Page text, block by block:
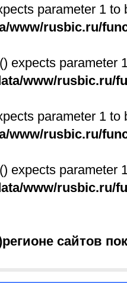
parameter 1
www/rusbic.ru/
expects parameter
www/rusbic.ru/
parameter 1
www/rusbic.ru/
expects parameter
www/rusbic.ru/
сайтов